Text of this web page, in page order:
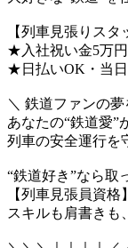
【列車見張りスタ
★入社祝い金5万円
★日払いOK・当
＼ 鉄道ファンの夢
あなたの“鉄道愛”
列車の安全運行を
“鉄道好き”なら取
【列車見張員資格
スキルも肩書きも